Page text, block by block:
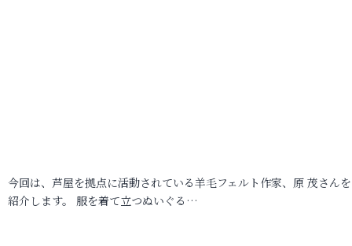
今回は、芦屋を拠点に活動されている羊毛フェルト作家、原 茂さん
紹介します。 服を着て立つぬいぐる…